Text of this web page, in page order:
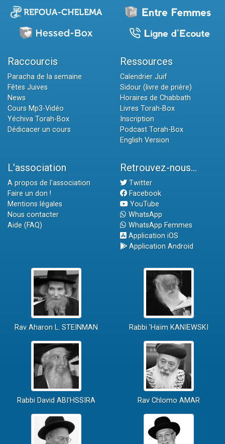
Raccourcis
Paracha de la semaine
Fêtes Juives
News
Cours Mp3-Vidéo
Yéchiva Torah-Box
Dédicacer un cours
Ressources
Calendrier Juif
Sidour (livre de prière)
Horaires de Chabbath
Livres Torah-Box
Inscription
Podcast Torah-Box
English Version
L'association
A propos de l'association
Faire un don !
Mentions légales
Nous contacter
Aide (FAQ)
Retrouvez-nous...
Twitter
Facebook
YouTube
WhatsApp
WhatsApp Femmes
Application iOS
Application Android
Rav Aharon L. STEINMAN Rabbi 'Haïm KANIEWSKI
Rabbi David ABI'HSSIRA Rav Chlomo AMAR